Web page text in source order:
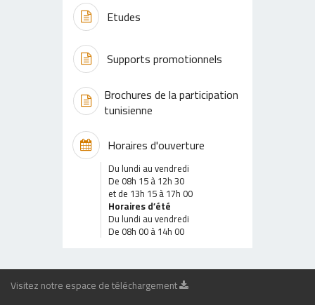
Etudes
Supports promotionnels
Brochures de la participation
tunisienne
Horaires d'ouverture
Du lundi au vendredi
De 08h 15 à 12h 30
et de 13h 15 à 17h 00
Horaires d’été
Du lundi au vendredi
De 08h 00 à 14h 00
Visitez notre espace de téléchargement